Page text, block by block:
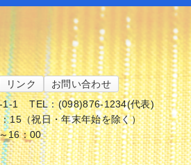
リンク
お問い合わせ
1-1
TEL：(098)876-1234(代表)
15（祝日・年末年始を除く）
16：00